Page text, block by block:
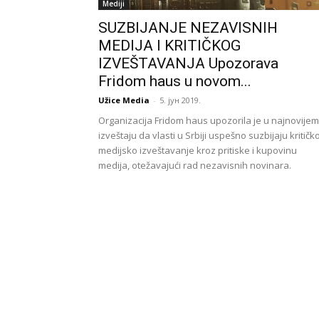
Mediji
SUZBIJANJE NEZAVISNIH
MEDIJA I KRITIČKOG
IZVEŠTAVANJA Upozorava
Fridom haus u novom...
Užice Media - 5. јун 2019.
Organizacija Fridom haus upozorila je u najnovijem
izveštaju da vlasti u Srbiji uspešno suzbijaju
medijsko izveštavanje kroz pritiske i kupovinu
medija, otežavajući rad nezavisnih novinara.